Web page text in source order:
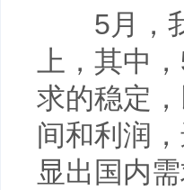
5月，
上，其中
求的稳定
间和利润
显出国内